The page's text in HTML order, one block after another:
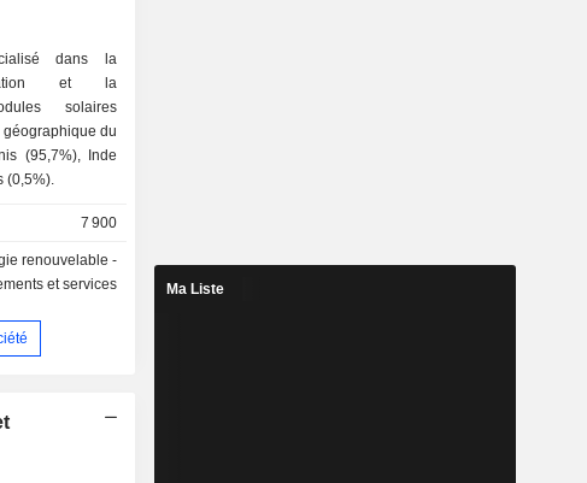
dans la
et la
solaires
(95,7%), Inde
(0,5%).
7 900
renouvelable -
et services
Ma Liste